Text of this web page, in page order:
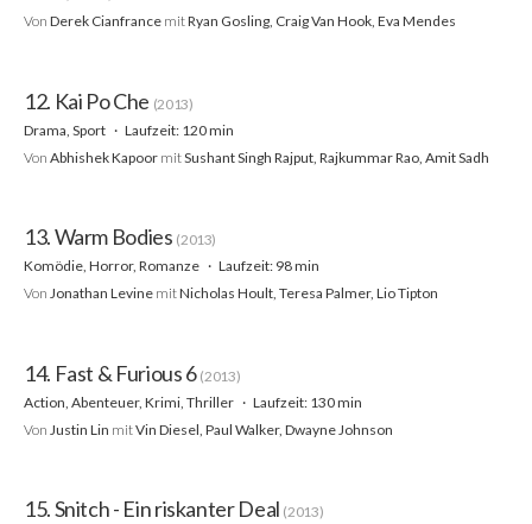
Von Derek Cianfrance mitRyan Gosling, Craig Van Hook, Eva Mendes
12. Kai Po Che (2013)
Drama, Sport
Laufzeit: 120 min
Von Abhishek Kapoor mitSushant Singh Rajput, Rajkummar Rao, Amit Sadh
13. Warm Bodies (2013)
Komödie, Horror, Romanze
Laufzeit: 98 min
Von Jonathan Levine mitNicholas Hoult, Teresa Palmer, Lio Tipton
14. Fast & Furious 6 (2013)
Action, Abenteuer, Krimi, Thriller
Laufzeit: 130 min
Von Justin Lin mitVin Diesel, Paul Walker, Dwayne Johnson
15. Snitch - Ein riskanter Deal (2013)